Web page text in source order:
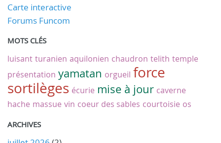
Carte interactive
Forums Funcom
MOTS CLÉS
luisant turanien aquilonien chaudron telith temple
présentation yamatan orgueil force
sortilèges écurie mise à jour caverne
hache massue vin coeur des sables courtoisie os
ARCHIVES